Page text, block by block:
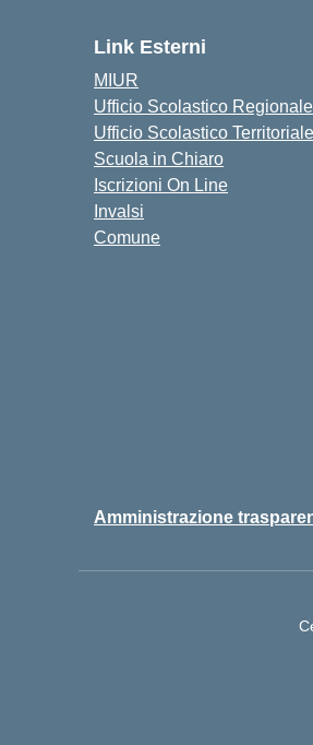
Link Esterni
MIUR
Ufficio Scolastico Regionale
Ufficio Scolastico Territoriale
Scuola in Chiaro
Iscrizioni On Line
Invalsi
Comune
Amministrazione